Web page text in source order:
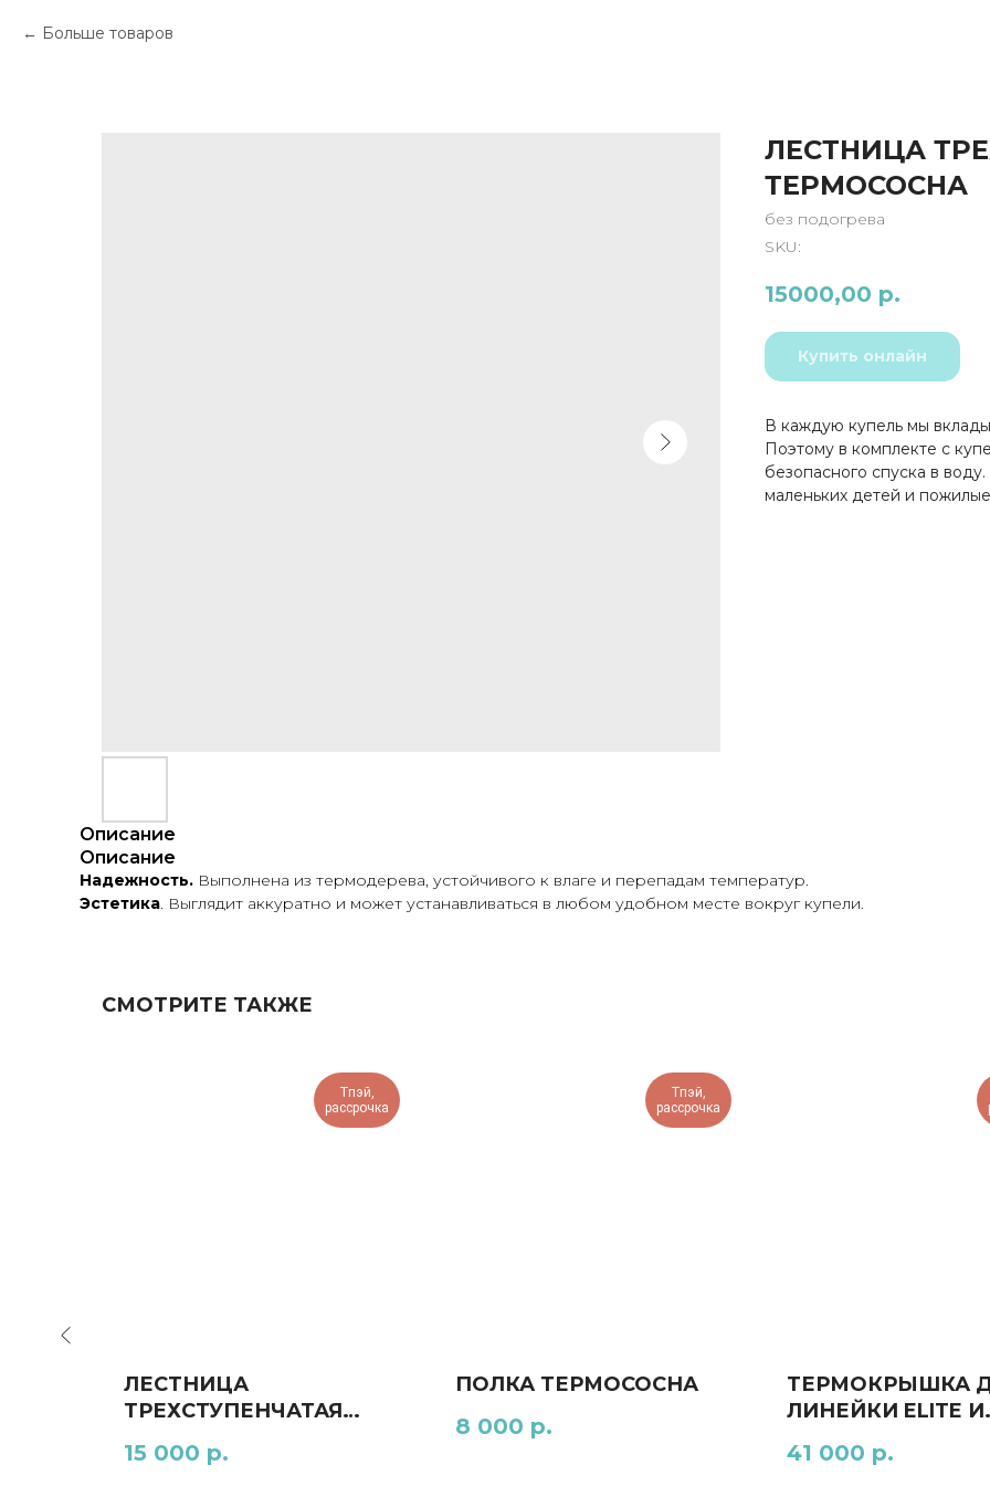
Больше товаров
ЛЕСТНИЦА
ТЕРМОСОСНА
без подогрева
SKU:
15000,00 р.
Купить онлайн
В каждую купель мы
Поэтому в комплекте с
безопасного спуска в
маленьких детей и
Описание
Описание
Надежность. Выполнена из термодерева, устойчивого к влаге и перепадам температур.
Эстетика. Выглядит аккуратно и может устанавливаться в любом удобном месте вокруг купели.
СМОТРИТЕ ТАКЖЕ
Тпэй,
рассрочка
ЛЕСТНИЦА
ТРЕХСТУПЕНЧАТАЯ
15 000 р.
Тпэй,
рассрочка
ПОЛКА ТЕРМОСОСНА
8 000 р.
ТЕРМОКРЫШКА
ЛИНЕЙКИ ELITE И
41 000 р.